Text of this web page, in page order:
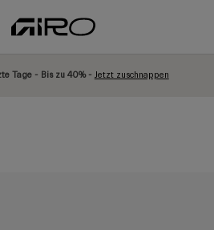
Tage - Bis zu 40% - Jetzt zuschnappen